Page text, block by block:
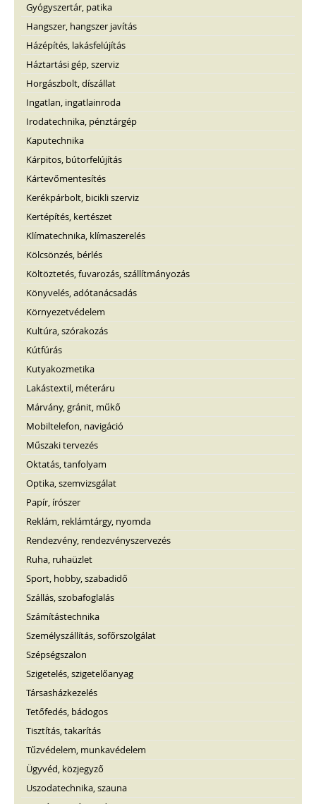
Gyógyszertár, patika
Hangszer, hangszer javítás
Házépítés, lakásfelújítás
Háztartási gép, szerviz
Horgászbolt, díszállat
Ingatlan, ingatlainroda
Irodatechnika, pénztárgép
Kaputechnika
Kárpitos, bútorfelújítás
Kártevőmentesítés
Kerékpárbolt, bicikli szerviz
Kertépítés, kertészet
Klímatechnika, klímaszerelés
Kölcsönzés, bérlés
Költöztetés, fuvarozás, szállítmányozás
Könyvelés, adótanácsadás
Környezetvédelem
Kultúra, szórakozás
Kútfúrás
Kutyakozmetika
Lakástextil, méteráru
Márvány, gránit, műkő
Mobiltelefon, navigáció
Műszaki tervezés
Oktatás, tanfolyam
Optika, szemvizsgálat
Papír, írószer
Reklám, reklámtárgy, nyomda
Rendezvény, rendezvényszervezés
Ruha, ruhaüzlet
Sport, hobby, szabadidő
Szállás, szobafoglalás
Számítástechnika
Személyszállítás, sofőrszolgálat
Szépségszalon
Szigetelés, szigetelőanyag
Társasházkezelés
Tetőfedés, bádogos
Tisztítás, takarítás
Tűzvédelem, munkavédelem
Ügyvéd, közjegyző
Uszodatechnika, szauna